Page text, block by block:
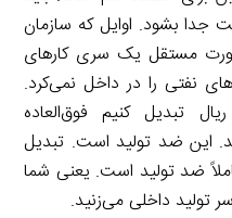
جدا بشود. اوایل که سازمان
مستقل یک سری کارهای
نفتی را در داخل نمی‌کرد.
تبدیل کنیم فوق‌العاده
این ضد تولید است. تبدیل
ضد تولید است. یعنی شما
تولید داخلی می‌زنید.